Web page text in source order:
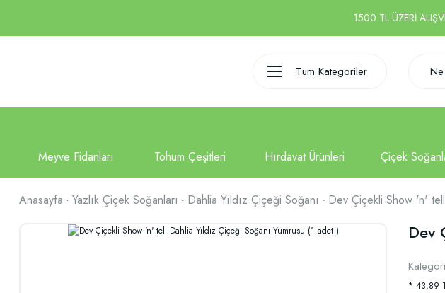
1500 TL ÜZERİ
Tüm Kategoriler
Anasayfa Yazlık Çiçek Soğanları Dahlia Yıldız Çiçeği Soğanı Dev Çiçekli Show 'n' tell
Dev
Kategori
* 43,89